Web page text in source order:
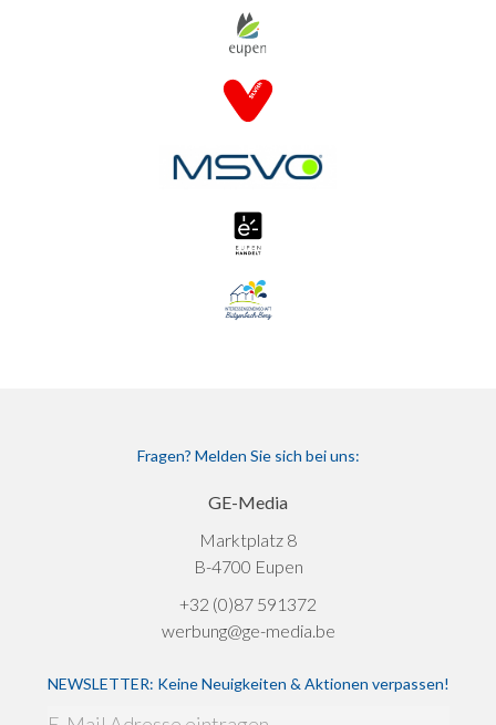
Fragen? Melden Sie sich bei uns:
GE-Media
Marktplatz 8
B-4700 Eupen
+32 (0)87 591372
werbung@ge-media.be
NEWSLETTER: Keine Neuigkeiten & Aktionen verpassen!